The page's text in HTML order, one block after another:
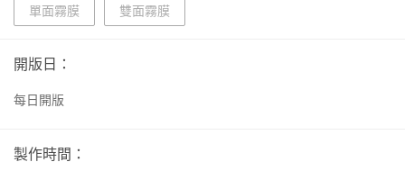
單面霧膜 雙面霧膜
開版日：
每日開版
製作時間：